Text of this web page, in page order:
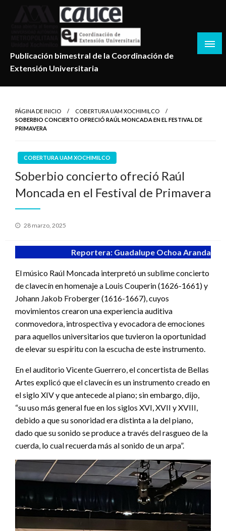
Publicación bimestral de la Coordinación de
Extensión Universitaria
PÁGINA DE INICIO
COBERTURA UAM XOCHIMILCO
SOBERBIO CONCIERTO OFRECIÓ RAÚL MONCADA EN EL FESTIVAL DE
PRIMAVERA
COBERTURA UAM XOCHIMILCO
Soberbio concierto ofreció Raúl
Moncada en el Festival de Primavera
Publicado
28 marzo, 2025
Reportera: Guadalupe Ochoa Aranda
El músico Raúl Moncada interpretó un sublime concierto
de clavecín en homenaje a Louis Couperin (1626-1661) y
Johann Jakob Froberger (1616-1667), cuyos
movimientos crearon una experiencia auditiva
conmovedora, introspectiva y evocadora de emociones
para aquellos universitarios que tuvieron la oportunidad
de elevar su espíritu con la escucha de este instrumento.
En el auditorio Vicente Guerrero, el concertista de Bellas
Artes explicó que el clavecín es un instrumento creado en
el siglo XIV y que antecede al piano; sin embargo, dijo,
“su uso más general fue en los siglos XVI, XVII y XVIII,
debido a que su sonoridad era distinta a la del piano,
dado que su sonido se produce a través del rasgueo de la
cuerda, lo cual recuerda más al sonido de un arpa”.